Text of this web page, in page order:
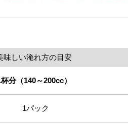
味しい淹れ方の目安
杯分（140～200cc）
1パック